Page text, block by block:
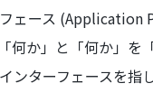
ェース
何か」と「何か」
ンターフェースを指